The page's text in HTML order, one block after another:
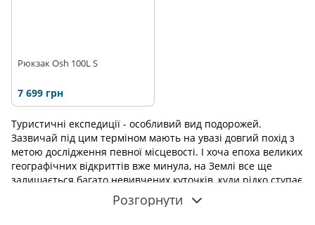
Рюкзак Osh 100L S
7 699 грн
Туристичні експедиції - особливий вид подорожей.
Зазвичай під цим терміном мають на увазі довгий похід з
метою дослідження певної місцевості. І хоча епоха великих
географічних відкриттів вже минула, на Землі все ще
залишається багато невивчених куточків, куди рідко ступає
Розгорнути